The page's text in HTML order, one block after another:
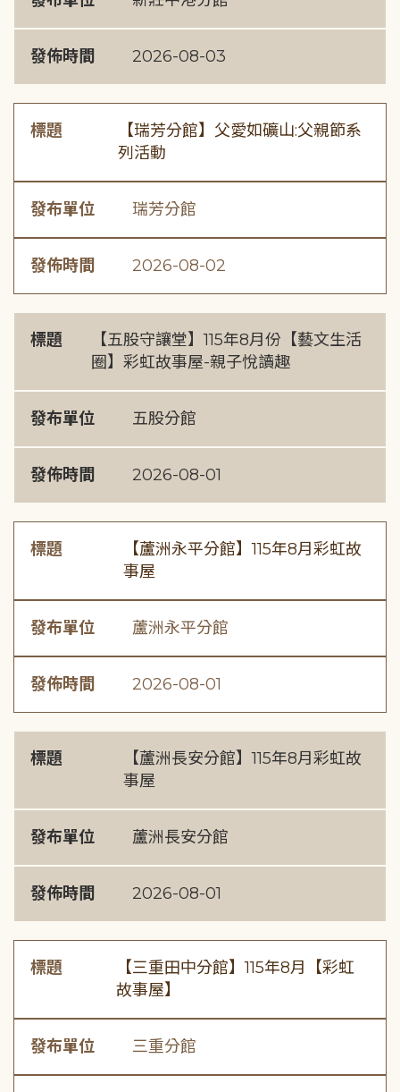
發佈時間 2026-08-03
標題
【瑞芳分館】父愛如礦山:父親節系
列活動
發布單位 瑞芳分館
發佈時間 2026-08-02
標題
【五股守讓堂】115年8月份【藝文生活
圈】彩虹故事屋-親子悅讀趣
發布單位 五股分館
發佈時間 2026-08-01
標題
【蘆洲永平分館】115年8月彩虹故
事屋
發布單位 蘆洲永平分館
發佈時間 2026-08-01
標題
【蘆洲長安分館】115年8月彩虹故
事屋
發布單位 蘆洲長安分館
發佈時間 2026-08-01
標題
【三重田中分館】115年8月【彩虹
故事屋】
發布單位 三重分館